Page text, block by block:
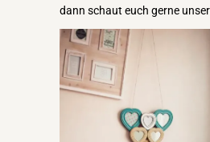
dann schaut euch gerne